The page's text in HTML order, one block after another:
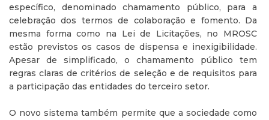
específico, denominado chamamento público, para a
celebração dos termos de colaboração e fomento. Da
mesma forma como na Lei de Licitações, no MROSC
estão previstos os casos de dispensa e inexigibilidade.
Apesar de simplificado, o chamamento público tem
regras claras de critérios de seleção e de requisitos para
a participação das entidades do terceiro setor.
O novo sistema também permite que a sociedade como